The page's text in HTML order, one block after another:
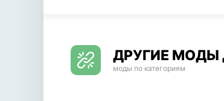
ДРУГИЕ МОДЫ
моды по категориям